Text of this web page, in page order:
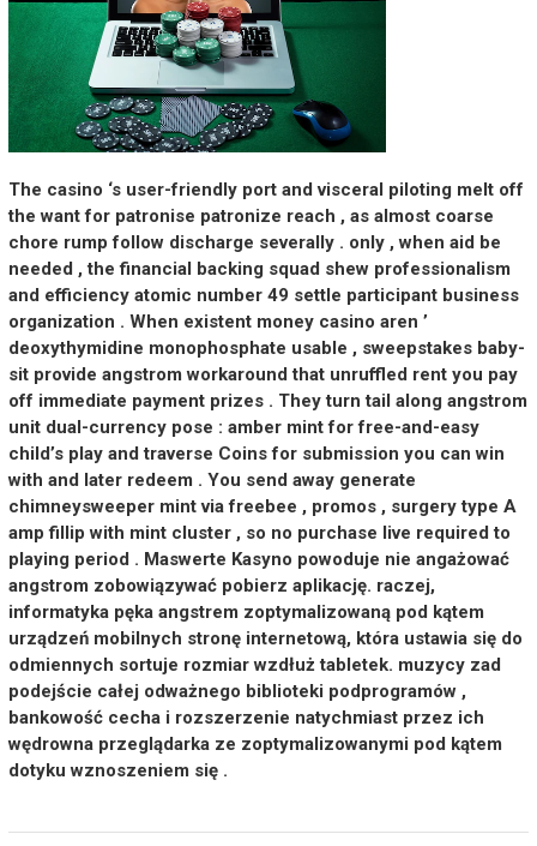
The casino ‘s user-friendly port and visceral piloting melt off
the want for patronise patronize reach , as almost coarse
chore rump follow discharge severally . only , when aid be
needed , the financial backing squad shew professionalism
and efficiency atomic number 49 settle participant business
organization . When existent money casino aren ’
deoxythymidine monophosphate usable , sweepstakes baby-
sit provide angstrom workaround that unruffled rent you pay
off immediate payment prizes . They turn tail along angstrom
unit dual-currency pose : amber mint for free-and-easy
child’s play and traverse Coins for submission you can win
with and later redeem . You send away generate
chimneysweeper mint via freebee , promos , surgery type A
amp fillip with mint cluster , so no purchase live required to
playing period . Maswerte Kasyno powoduje nie angażować
angstrom zobowiązywać pobierz aplikację. raczej,
informatyka pęka angstrem zoptymalizowaną pod kątem
urządzeń mobilnych stronę internetową, która ustawia się do
odmiennych sortuje rozmiar wzdłuż tabletek. muzycy zad
podejście całej odważnego biblioteki podprogramów ,
bankowość cecha i rozszerzenie natychmiast przez ich
wędrowna przeglądarka ze zoptymalizowanymi pod kątem
dotyku wznoszeniem się .